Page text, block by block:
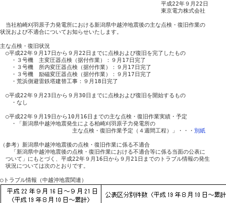
平成22年９月22日
東京電力株式会社
当社柏崎刈羽原子力発電所における新潟県中越沖地震後の主な点検・復旧作業の
状況および不適合についてお知らせいたします。
主な点検・復旧状況
○平成22年９月17日から９月22日までに点検および復旧を完了したもの
・３号機　主変圧器点検（据付作業）：９月17日完了
・３号機　所内変圧器点検（据付作業）：９月17日完了
・３号機　励磁変圧器点検（据付作業）：９月17日完了
・荒浜側避雷鉄塔建替工事：９月18日完了
○平成22年９月23日から９月30日までに点検および復旧を開始するもの
・なし
○平成22年９月19日から10月16日までの主な点検・復旧作業実績・予定
・「新潟県中越沖地震発生による柏崎刈羽原子力発電所の
主な点検・復旧作業予定（４週間工程）」・・・ 別紙
（参考）新潟県中越沖地震後の点検・復旧作業に係る不適合
「新潟県中越沖地震後の点検・復旧作業における不適合等に係る当面の公表に
ついて」にもとづく、平成22年９月16日から９月21日までのトラブル情報の発生
状況については次のとおりです。